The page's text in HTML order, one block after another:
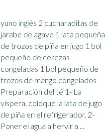
yuno inglés 2 cucharaditas de
jarabe de agave 1 lata pequeña
de trozos de piña en jugo 1 bol
pequeño de cerezas
congeladas 1 bol pequeño de
trozos de mango congelados
Preparación del té 1- La
víspera, coloque la lata de jugo
de piña en el refrigerador. 2-
Poner el agua a hervir a ...